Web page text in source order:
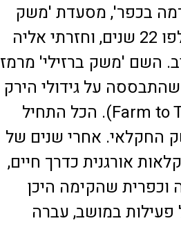
בכפר', מסעדת 'משק
ברזילי' שכנה עדיין במושב ירקונה. חלפו 22 שנים, וחזרתי אליה
השם 'משק ברזילי' מרמז
על גידולי הירק
שלה בשיטת 'מהחווה לשולחן' (Farm to Table). הכל התחיל
החקלאי. אחרי שנים של
אורגנית כדרך חיים,
שהקימה היכן
במושב, עברה